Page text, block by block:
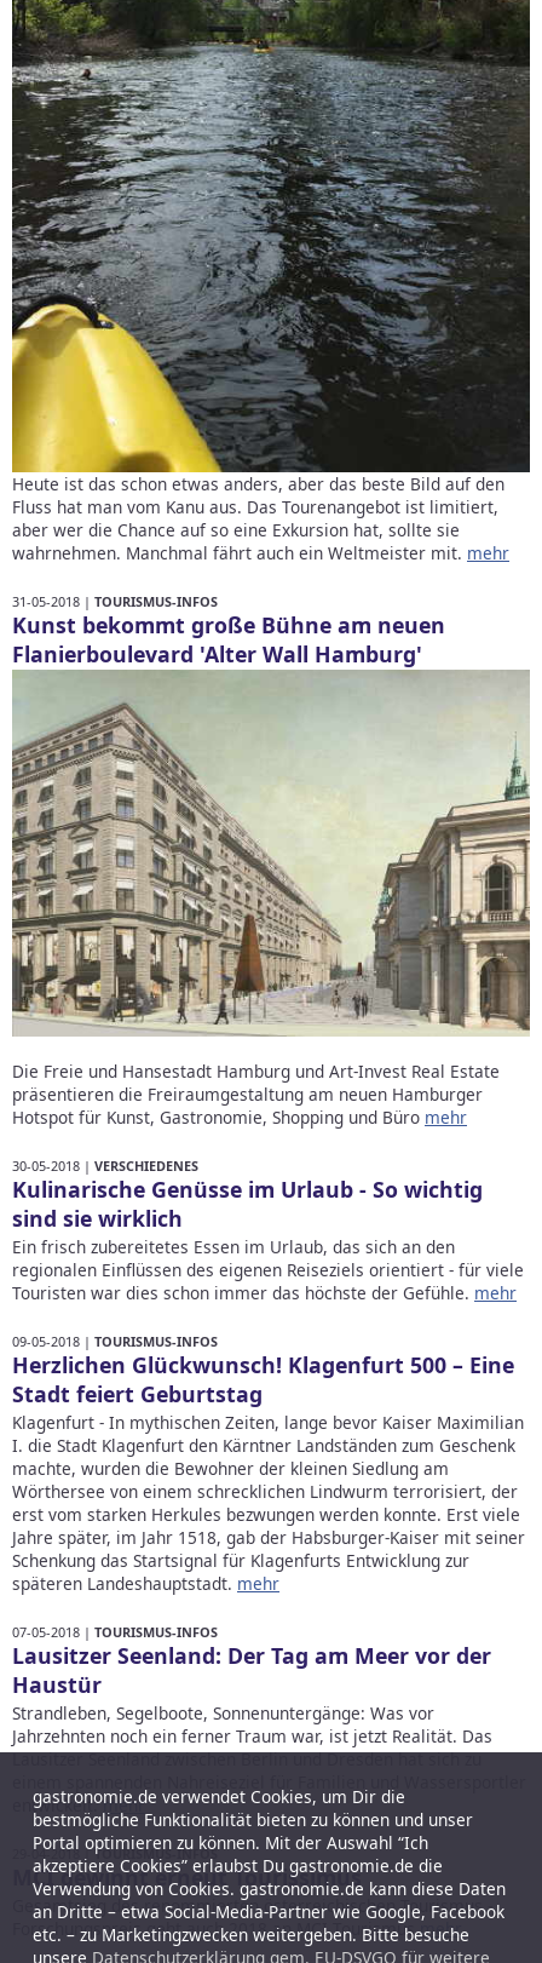
Heute ist das schon etwas anders, aber das beste Bild auf den
Fluss hat man vom Kanu aus. Das Tourenangebot ist limitiert,
aber wer die Chance auf so eine Exkursion hat, sollte sie
wahrnehmen. Manchmal fährt auch ein Weltmeister mit. mehr
31-05-2018 | TOURISMUS-INFOS
Kunst bekommt große Bühne am neuen
Flanierboulevard 'Alter Wall Hamburg'
Die Freie und Hansestadt Hamburg und Art-Invest Real Estate
präsentieren die Freiraumgestaltung am neuen Hamburger
Hotspot für Kunst, Gastronomie, Shopping und Büro mehr
30-05-2018 | VERSCHIEDENES
Kulinarische Genüsse im Urlaub - So wichtig
sind sie wirklich
Ein frisch zubereitetes Essen im Urlaub, das sich an den
regionalen Einflüssen des eigenen Reiseziels orientiert - für viele
Touristen war dies schon immer das höchste der Gefühle. mehr
09-05-2018 | TOURISMUS-INFOS
Herzlichen Glückwunsch! Klagenfurt 500 – Eine
Stadt feiert Geburtstag
Klagenfurt - In mythischen Zeiten, lange bevor Kaiser Maximilian
I. die Stadt Klagenfurt den Kärntner Landständen zum Geschenk
machte, wurden die Bewohner der kleinen Siedlung am
Wörthersee von einem schrecklichen Lindwurm terrorisiert, der
erst vom starken Herkules bezwungen werden konnte. Erst viele
Jahre später, im Jahr 1518, gab der Habsburger-Kaiser mit seiner
Schenkung das Startsignal für Klagenfurts Entwicklung zur
späteren Landeshauptstadt. mehr
07-05-2018 | TOURISMUS-INFOS
Lausitzer Seenland: Der Tag am Meer vor der
Haustür
Strandleben, Segelboote, Sonnenuntergänge: Was vor
Jahrzehnten noch ein ferner Traum war, ist jetzt Realität. Das
Lausitzer Seenland zwischen Berlin und Dresden hat sich zu
entwickelt.mehr
29-04-2018 |TOURISMUS-INFOS
MCI gewinnt erneut Tourissimus
Gesamtsieg des renommierten österreichischen Tourismus -
Forschungspreis geht auch 2018 an MCI Tourismusmehr
gastronomie.de verwendet Cookies, um Dir die
bestmögliche Funktionalität bieten zu können und unser
Portal optimieren zu können. Mit der Auswahl “Ich
akzeptiere Cookies” erlaubst Du gastronomie.de die
Verwendung von Cookies. gastronomie.de kann diese Daten
an Dritte – etwa Social-Media-Partner wie Google, Facebook
etc. – zu Marketingzwecken weitergeben. Bitte besuche
unsere Datenschutzerklärung gem. EU-DSVGO für weitere